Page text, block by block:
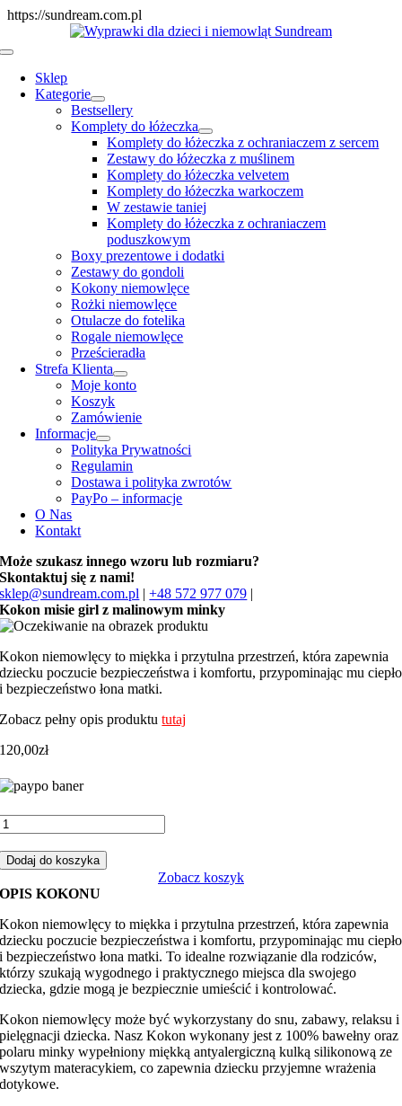
https://sundream.com.pl
to
Toggle
Navigation
Sklep
Kategorie
Bestsellery
Komplety do łóżeczka
Komplety do łóżeczka z ochraniaczem z sercem
Zestawy do łóżeczka z muślinem
Komplety do łóżeczka velvetem
Komplety do łóżeczka warkoczem
W zestawie taniej
Komplety do łóżeczka z ochraniaczem
poduszkowym
Boxy prezentowe i dodatki
Zestawy do gondoli
Kokony niemowlęce
Rożki niemowlęce
Otulacze do fotelika
Rogale niemowlęce
Prześcieradła
Strefa Klienta
Moje konto
Koszyk
Zamówienie
Informacje
Polityka Prywatności
Regulamin
Dostawa i polityka zwrotów
PayPo – informacje
O Nas
Kontakt
Może szukasz innego wzoru lub rozmiaru?
Skontaktuj się z nami!
sklep@sundream.com.pl |+48 572 977 079 |
Kokon misie girl z malinowym minky
Kokon niemowlęcy to miękka i przytulna przestrzeń, która zapewnia
dziecku poczucie bezpieczeństwa i komfortu, przypominając mu ciepło
i bezpieczeństwo łona matki.
Zobacz pełny opis produktututaj
120,00zł
Dodaj do koszyka
Zobacz koszyk
OPIS KOKONU
Kokon niemowlęcy to miękka i przytulna przestrzeń, która zapewnia
dziecku poczucie bezpieczeństwa i komfortu, przypominając mu ciepło
i bezpieczeństwo łona matki. To idealne rozwiązanie dla rodziców,
którzy szukają wygodnego i praktycznego miejsca dla swojego
dziecka, gdzie mogą je bezpiecznie umieścić i kontrolować.
Kokon niemowlęcy może być wykorzystany do snu, zabawy, relaksu i
pielęgnacji dziecka. Nasz Kokon wykonany jest z 100% bawełny oraz
polaru minky wypełniony miękką antyalergiczną kulką silikonową ze
wszytym materacykiem, co zapewnia dziecku przyjemne wrażenia
dotykowe.